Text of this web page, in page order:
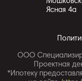
Ясная 4a
ООО
Проектная
*Ипотеку